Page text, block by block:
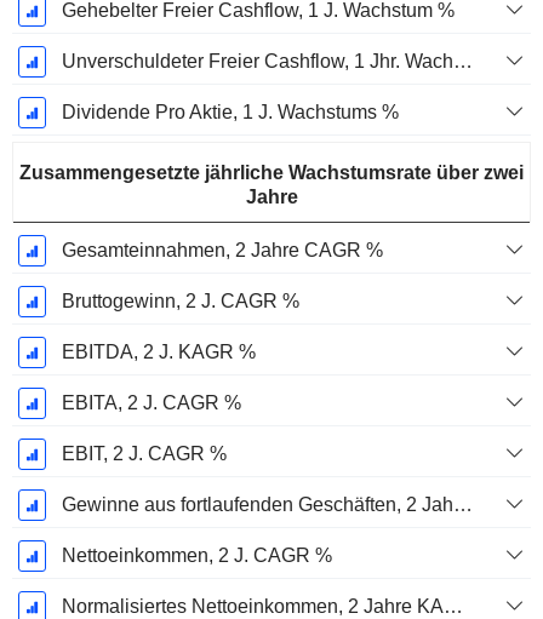
Gehebelter Freier Cashflow, 1 J. Wachstum %
Unverschuldeter Freier Cashflow, 1 Jhr. Wachstum %
Dividende Pro Aktie, 1 J. Wachstums %
Zusammengesetzte jährliche Wachstumsrate über zwei
Jahre
Gesamteinnahmen, 2 Jahre CAGR %
Bruttogewinn, 2 J. CAGR %
EBITDA, 2 J. KAGR %
EBITA, 2 J. CAGR %
EBIT, 2 J. CAGR %
Gewinne aus fortlaufenden Geschäften, 2 Jahre. CAGR %
Nettoeinkommen, 2 J. CAGR %
Normalisiertes Nettoeinkommen, 2 Jahre KAGR %